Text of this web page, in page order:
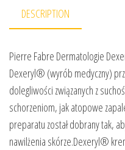
DESCRIPTION
Pierre Fabre Dermatologie
Dexeryl® (wyrób medyczny)
dolegliwości związanych z
schorzeniom, jak atopowe
preparatu został dobrany tak,
nawilżenia skórze.Dexeryl®